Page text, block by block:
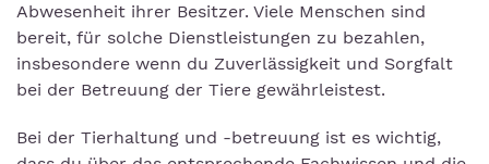
Abwesenheit ihrer Besitzer. Viele Menschen sind
bereit, für solche Dienstleistungen zu bezahlen,
insbesondere wenn du Zuverlässigkeit und Sorgfalt
bei der Betreuung der Tiere gewährleistest.
Bei der Tierhaltung und -betreuung ist es wichtig,